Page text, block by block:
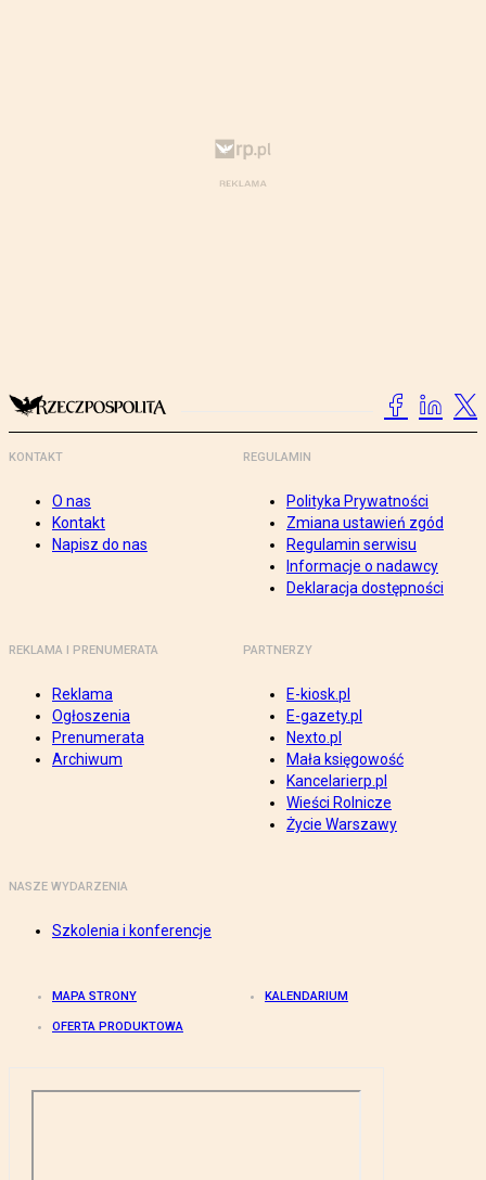
KONTAKT
O nas
Kontakt
Napisz do nas
REGULAMIN
Polityka Prywatności
Zmiana ustawień zgód
Regulamin serwisu
Informacje o nadawcy
Deklaracja dostępności
REKLAMA I PRENUMERATA
Reklama
Ogłoszenia
Prenumerata
Archiwum
PARTNERZY
E-kiosk.pl
E-gazety.pl
Nexto.pl
Mała księgowość
Kancelarierp.pl
Wieści Rolnicze
Życie Warszawy
NASZE WYDARZENIA
Szkolenia i konferencje
MAPA STRONY KALENDARIUM
OFERTA PRODUKTOWA